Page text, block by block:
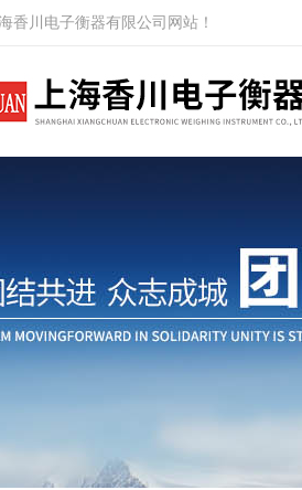
香川电子衡器有限公司网站！